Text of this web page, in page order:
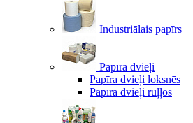
Industriālais papīrs
Papīra dvieļi
Papīra dvieļi loksnēs
Papīra dvieļi ruļļos